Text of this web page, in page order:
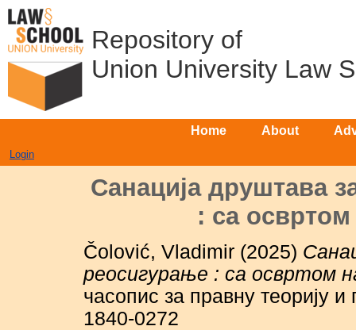
Repository of
Union University Law
Home About
Login
Санација друштава
: са освртом
Čolović, Vladimir (2025)
реосигурање : са освртом
часопис за правну теорију
1840-0272